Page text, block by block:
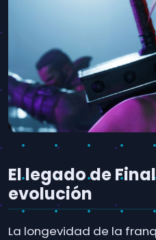
El legado de
evolución
La longevidad de la